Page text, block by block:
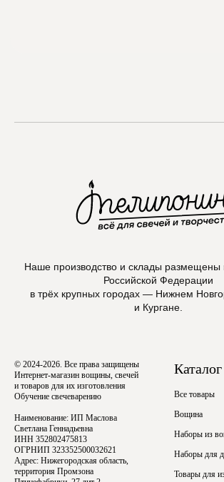
Наше производство и склады размещены
Российской Федерации
в трёх крупных городах — Нижнем
и Кургане.
© 2024-2026. Все права защищены
Интернет-магазин вощины, свечей
и товаров для их изготовления
Обучение свечеварению
Наименование: ИП Маслова
Светлана Геннадьевна
ИНН 352802475813
ОГРНИП 323352500032621
Адрес: Нижегородская область,
территория Промзона
Каталог
Все товары
Вощина
Наборы из
Наборы для
Товары для